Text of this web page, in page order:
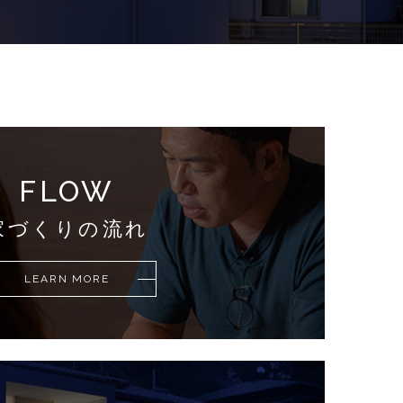
FLOW
づくりの流れ
LEARN MORE